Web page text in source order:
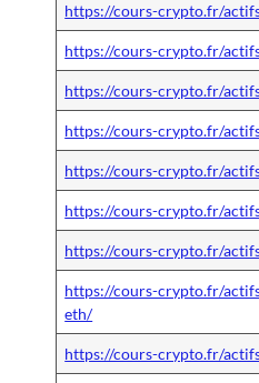
https://cours-crypto.fr/
https://cours-crypto.fr/
https://cours-crypto.fr/
https://cours-crypto.fr/
https://cours-crypto.fr/
https://cours-crypto.fr/
https://cours-crypto.fr/
https://cours-crypto.fr/
eth/
https://cours-crypto.fr/